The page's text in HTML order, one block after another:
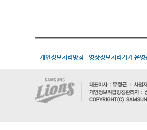
개인정보처리방침 영상정보처리기기 운영